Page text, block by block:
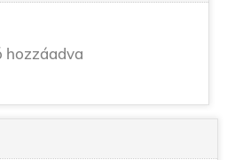
hozzáadva